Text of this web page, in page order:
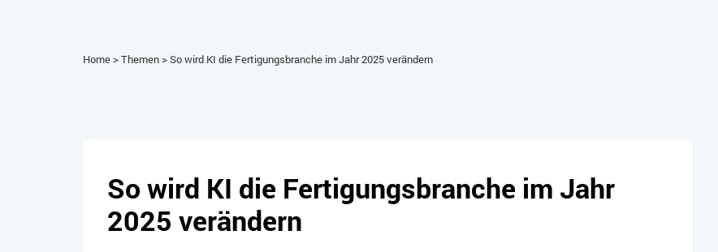
Home>Themen>So wird KI die Fertigungsbranche im Jahr 2025 verändern
So wird KI die Fertigungsbranche im Jahr
2025 verändern